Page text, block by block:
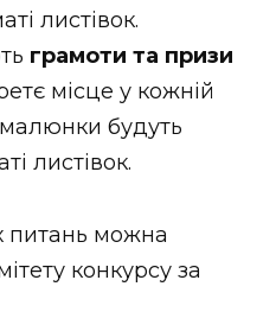
листівок.
грамоти та призи
місце у кожній
будуть
листівок.
питань можна
конкурсу за